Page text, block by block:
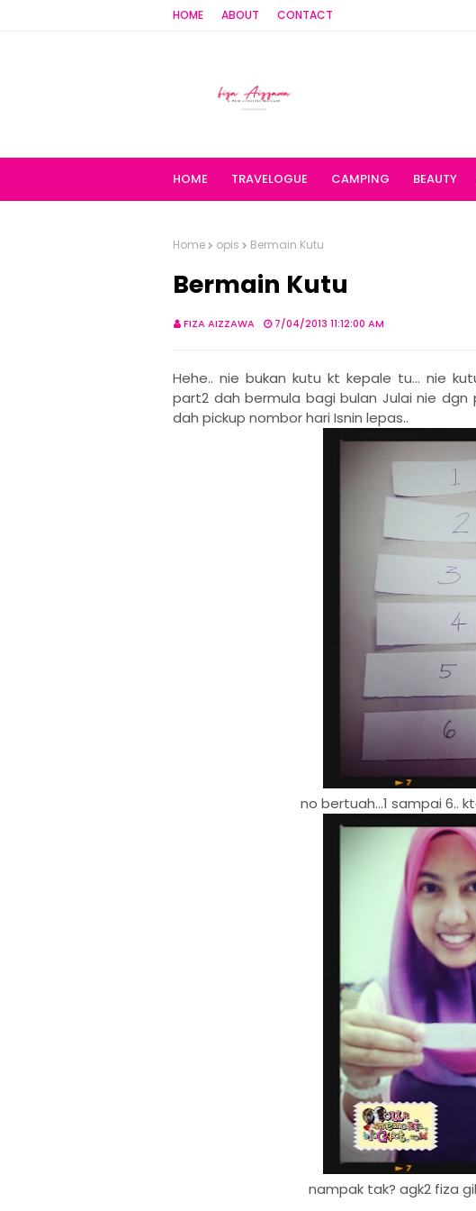
HOME ABOUT CONTACT
HOME TRAVELOGUE CAMPING BEAUTY
Home opis Bermain Kutu
Bermain Kutu
FIZA AIZZAWA 7/04/2013 11:12:00 AM
Hehe.. nie bukan kutu kt kepale tu... nie
part2 dah bermula bagi bulan Julai nie
dah pickup nombor hari Isnin lepas..
no bertuah...1 sampai 6..
nampak tak? agk2 fiza